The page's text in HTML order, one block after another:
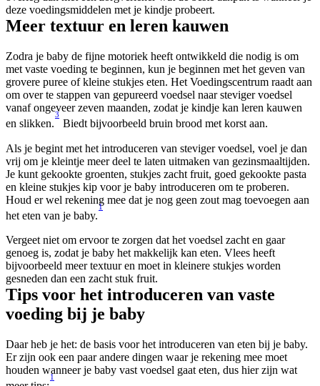
deze voedingsmiddelen met je kindje probeert.
Meer textuur en leren kauwen
Zodra je baby de fijne motoriek heeft ontwikkeld die nodig is om
met vaste voeding te beginnen, kun je beginnen met het geven van
grovere puree of kleine stukjes eten. Het Voedingscentrum raadt aan
om over te stappen van gepureerd voedsel naar steviger voedsel
vanaf ongeveer zeven maanden, zodat je kindje kan leren kauwen
en slikken.
3
Biedt bijvoorbeeld bruin brood met korst aan.
Als je begint met het introduceren van steviger voedsel, voel je dan
vrij om je kleintje meer deel te laten uitmaken van gezinsmaaltijden.
Je kunt gekookte groenten, stukjes zacht fruit, goed gekookte pasta
en kleine stukjes kip voor je baby introduceren om te proberen.
Houd er wel rekening mee dat je nog geen zout mag toevoegen aan
het eten van je baby.
1
Vergeet niet om ervoor te zorgen dat het voedsel zacht en gaar
genoeg is, zodat je baby het makkelijk kan eten. Vlees heeft
bijvoorbeeld meer textuur en moet in kleinere stukjes worden
gesneden dan een zacht stuk fruit.
Tips voor het introduceren van vaste
voeding bij je baby
Daar heb je het: de basis voor het introduceren van eten bij je baby.
Er zijn ook een paar andere dingen waar je rekening mee moet
houden wanneer je baby vast voedsel gaat eten, dus hier zijn wat
1